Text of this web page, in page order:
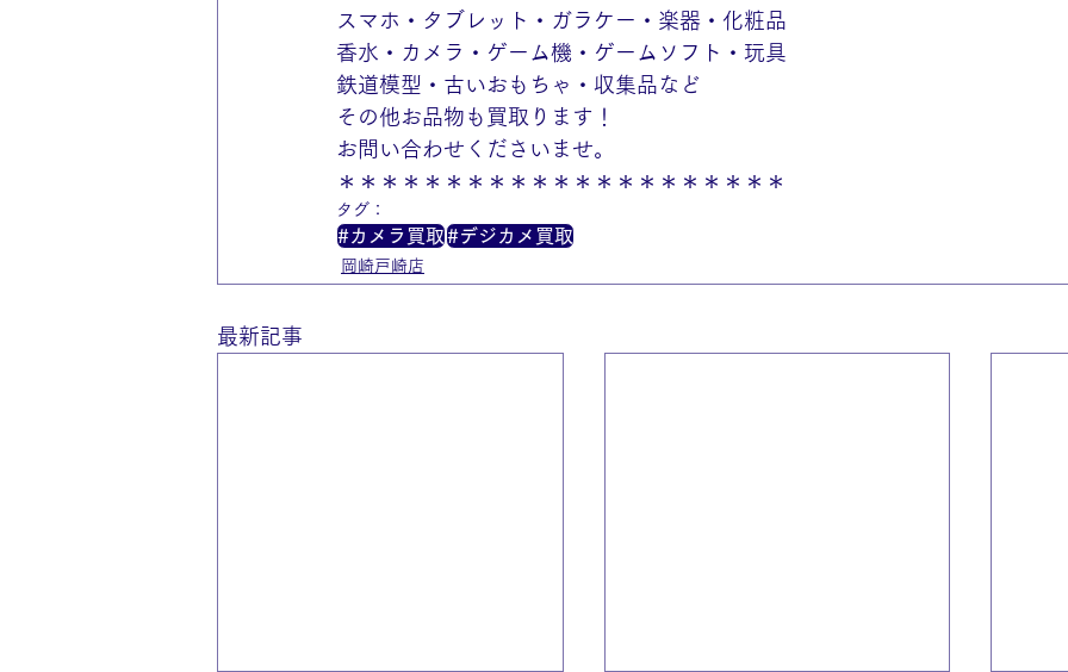
スマホ・タブレット・ガラケー・楽器・化粧品
香水・カメラ・ゲーム機・ゲームソフト・玩具
鉄道模型・古いおもちゃ・収集品など
その他お品物も買取ります！
お問い合わせくださいませ。
＊＊＊＊＊＊＊＊＊＊＊＊＊＊＊＊＊＊＊＊＊
タグ：
#カメラ買取#デジカメ買取
岡崎戸崎店
最新記事